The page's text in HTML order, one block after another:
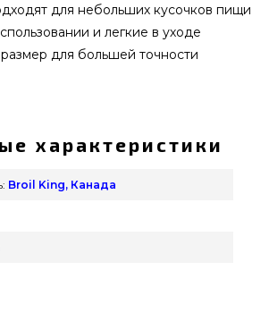
для небольших кусочков пищи
и легкие в уходе
для большей точности
выгодной стоимости всего 890
каталоге грилей Гриль Поинт.
также Инструменты в
по телефонному номеру
и мы поможем купить клиентам
характеристики
Broil King, Канада